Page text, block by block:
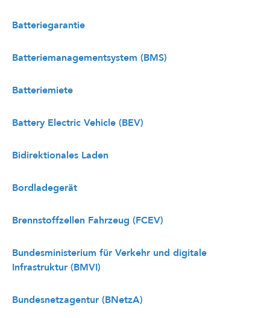
Batteriegarantie
Batteriemanagementsystem (BMS)
Batteriemiete
Battery Electric Vehicle (BEV)
Bidirektionales Laden
Bordladegerät
Brennstoffzellen Fahrzeug (FCEV)
Bundesministerium für Verkehr und digitale
Infrastruktur (BMVI)
Bundesnetzagentur (BNetzA)